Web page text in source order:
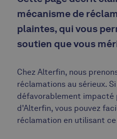
mécanisme de
plaintes, qui vous
soutien que vous
Chez Alterfin, nous
réclamations au sérieux.
défavorablement impacté
d'Alterfin, vous pouvez
réclamation en utilisant ce